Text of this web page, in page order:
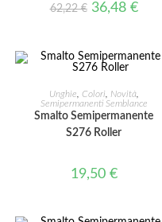
62,22€ 36,48 €
AGGIUNGI AL CARRELLO
Unghie Colori Novità,
Semipermanenti Semblance
Smalto Semipermanente
S276 Roller
19,50 €